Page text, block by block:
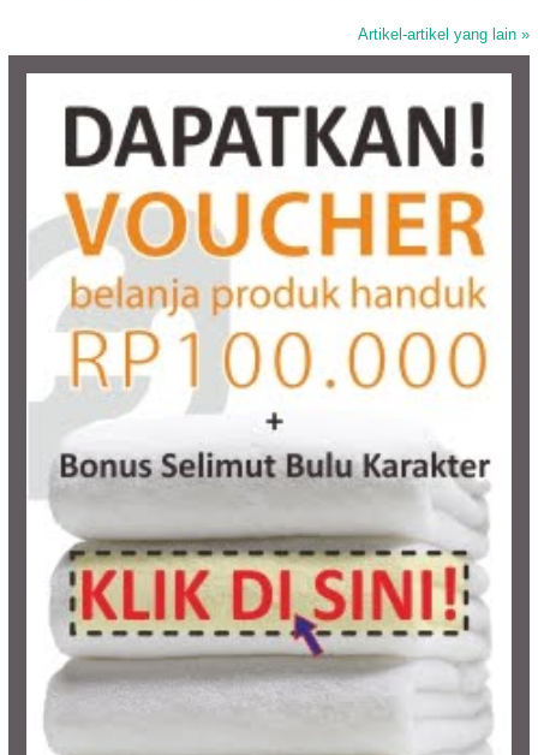
Artikel-artikel yang lain »